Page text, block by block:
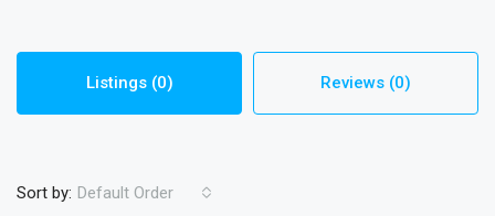
Listings (0) Reviews (0)
Sort by: Default Order